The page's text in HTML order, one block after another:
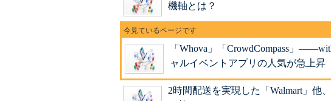
機軸とは？
「Whova」「CrowdCompass」
ャルイベントアプリの人気が急上昇
2時間配送を実現した「Walmart」他